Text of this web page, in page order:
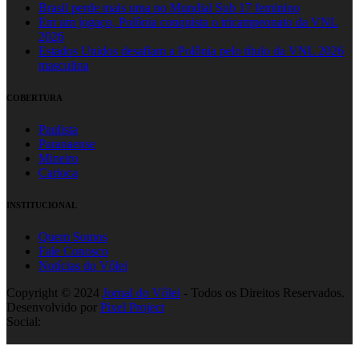
Brasil perde mais uma no Mundial Sub 17 feminino
Em um jogaço, Polônia conquista o tricampeonato da VNL
2026
Estados Unidos desafiam a Polônia pelo título da VNL 2026
masculina
COBERTURA
Paulista
Paranaense
Mineiro
Carioca
INSTITUCIONAL
Quem Somos
Fale Conosco
Notícias do Vôlei
Copyright © 2024 Jornal do Vôlei - Todos os Direitos Reservados.
Desenvolvido por Pixel Project
Social: